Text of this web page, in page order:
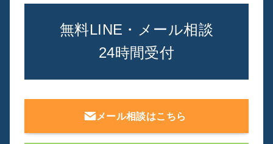
無料LINE・メール相談
24時間受付
メール相談はこちら